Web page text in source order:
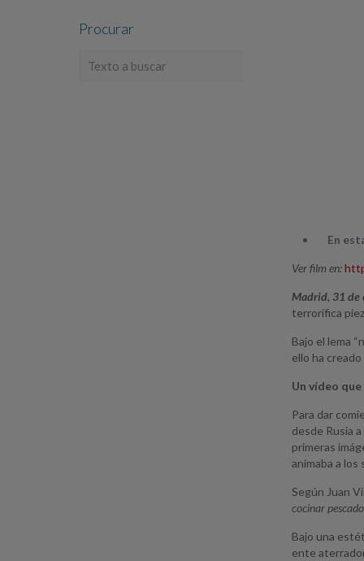
En
Ver film en:
Madrid, 31 de
terrorífica
Bajo el lema
ello ha
Un vídeo
Para dar
desde Rusia
primeras
animaba a
Según Juan
cocinar
Bajo una
ente
Procurar